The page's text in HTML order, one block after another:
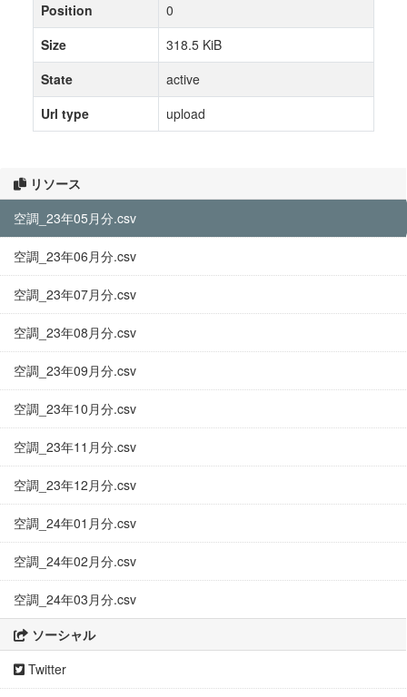
リソース
空調_23年05月分.csv
空調_23年06月分.csv
空調_23年07月分.csv
空調_23年08月分.csv
空調_23年09月分.csv
空調_23年10月分.csv
空調_23年11月分.csv
空調_23年12月分.csv
空調_24年01月分.csv
空調_24年02月分.csv
空調_24年03月分.csv
ソーシャル
Twitter
Position
0
Size
318.5 KiB
State
active
Url type
upload